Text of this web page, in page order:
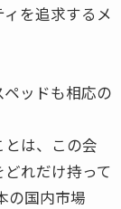
を追求するメ
ッドも相応の
は、この会
れだけ持って
の国内市場